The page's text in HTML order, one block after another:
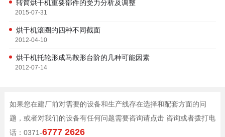
转筒烘干机重要部件的受力分析及调整
2015-07-31
烘干机滚圈的四种不同截面
2012-04-10
烘干机托轮形成马鞍形台阶的几种可能因素
2012-07-14
如果您在建厂前对需要的设备和生产线存在选择和配套方面的问
题，或者对我们的设备有任何问题需要咨询请点击 咨询或者拨打电
话：0371-6777 2626